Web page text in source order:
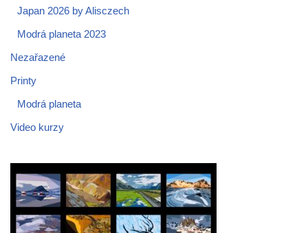
Japan 2026 by Alisczech
Modrá planeta 2023
Nezařazené
Printy
Modrá planeta
Video kurzy